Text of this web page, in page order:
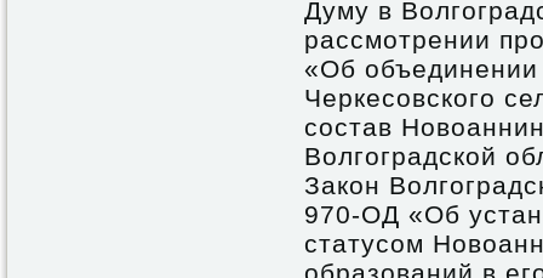
Думу в
рассмотрении
«Об объединении
Черкесовского
состав
Волгоградской
Закон
970-ОД «Об
статусом